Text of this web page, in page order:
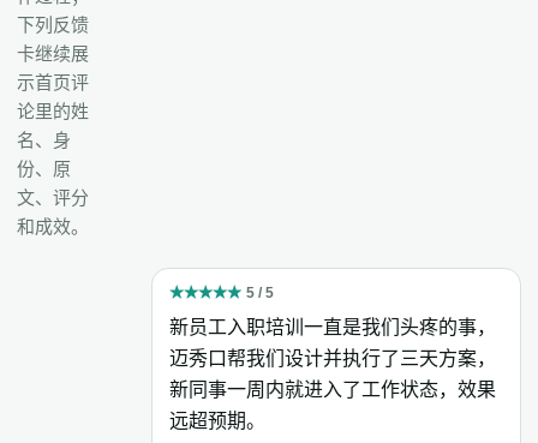
下列反馈
卡继续展
示首页评
论里的姓
名、身
份、原
文、评分
和成效。
★★★★★ 5 / 5
新员工入职培训一直是我们头疼的事，
迈秀口帮我们设计并执行了三天方案，
新同事一周内就进入了工作状态，效果
远超预期。